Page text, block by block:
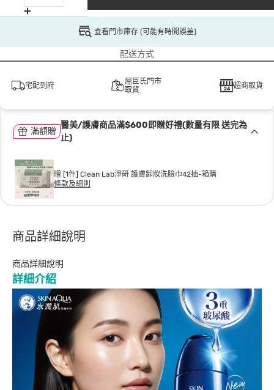
查看門市庫存 (可能有時間誤差)
配送方式
宅配到府
屈臣氏門市
取貨
超商取貨
滿額贈
醫美/護膚商品滿$600即贈好禮(數量有限 送完為
止)
贈 [1件] Clean Lab淨研 護膚卸妝洗臉巾42抽-箱購
條款及細則
商品詳細說明
商品詳細說明
詳細介紹